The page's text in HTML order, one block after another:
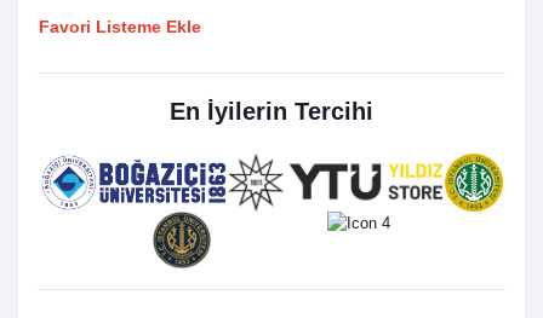
Favori Listeme Ekle
En İyilerin Tercihi